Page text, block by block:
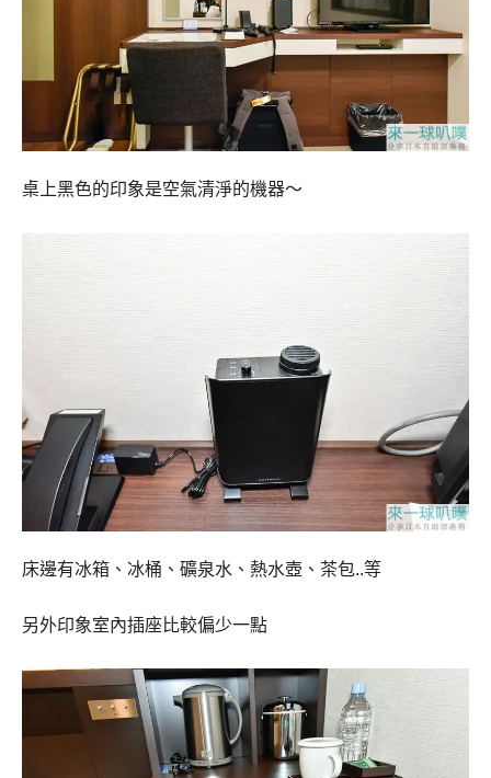
桌上黑色的印象是空氣清淨的機器～
床邊有冰箱、冰桶、礦泉水、熱水壺、茶包..等
另外印象室內插座比較偏少一點